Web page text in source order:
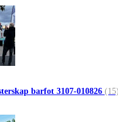
barfot 3107-010826